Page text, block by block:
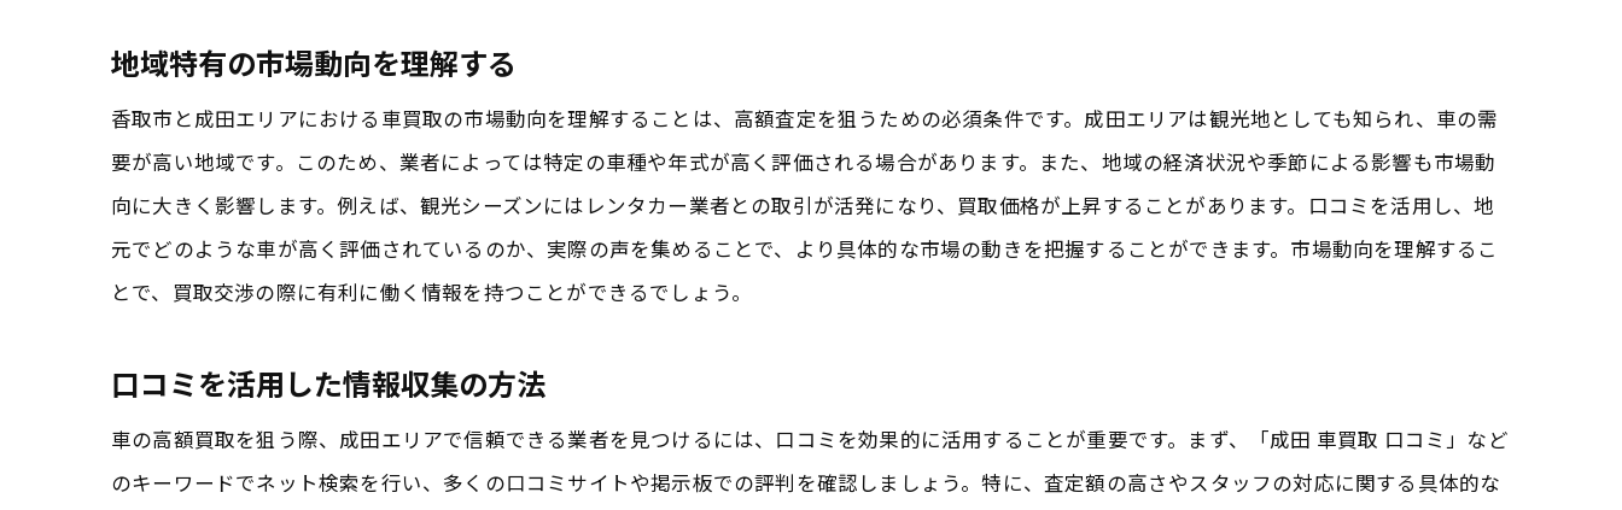
口コミを通じた実際の業者評価
高額買取を実現する業者の特徴
口コミが示す業者選びのヒント
リアルな声を元に業者を選ぶ
口コミ分析から見る買取相場
損をしないための業者選びの要点
成田エリアの市場動向を知る
地域特有の市場動向を理解する
香取市と成田エリアにおける車買取の市場動向を理解することは、高額査定を狙うための必須条件です。成田エリアは観光地としても知られ、車の需
要が高い地域です。このため、業者によっては特定の車種や年式が高く評価される場合があります。また、地域の経済状況や季節による影響も市場動
向に大きく影響します。例えば、観光シーズンにはレンタカー業者との取引が活発になり、買取価格が上昇することがあります。口コミを活用し、地
元でどのような車が高く評価されているのか、実際の声を集めることで、より具体的な市場の動きを把握することができます。市場動向を理解するこ
とで、買取交渉の際に有利に働く情報を持つことができるでしょう。
口コミを活用した情報収集の方法
車の高額買取を狙う際、成田エリアで信頼できる業者を見つけるには、口コミを効果的に活用することが重要です。まず、「成田 車買取 口コミ」など
のキーワードでネット検索を行い、多くの口コミサイトや掲示板での評判を確認しましょう。特に、査定額の高さやスタッフの対応に関する具体的な